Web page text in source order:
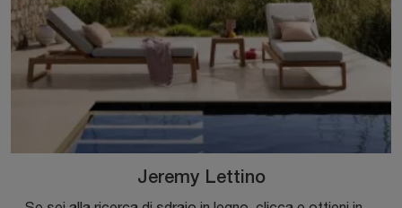
Jeremy Lettino